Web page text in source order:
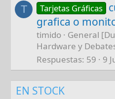
T Tarjetas Gráficas
grafica o
timido
General
Hardware y
Respuestas 59 9
EN STOCK